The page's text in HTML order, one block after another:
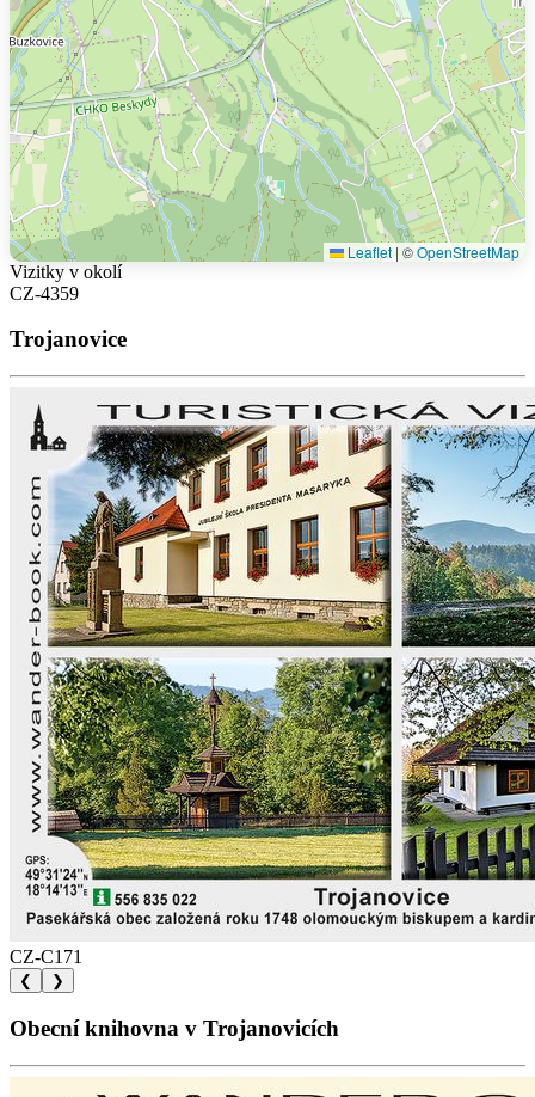
Leaflet | ©OpenStreetMap
Vizitky v okolí
CZ-4359
Trojanovice
CZ-C171
❮ ❯
Obecní knihovna v Trojanovicích